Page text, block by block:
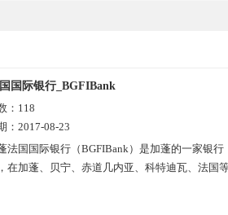
国际银行_BGFIBank
： 118
： 2017-08-23
法国国际银行（BGFIBank）是加蓬的一家银行
在加蓬、贝宁、赤道几内亚、科特迪瓦、法国